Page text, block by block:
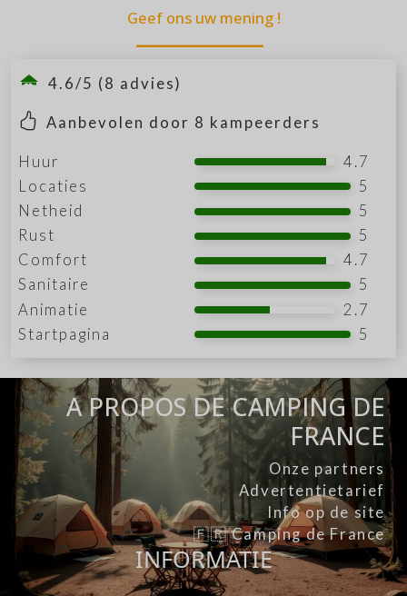
Geef ons uw mening !
4.6/5 (8 advies)
Aanbevolen door 8 kampeerders
Huur
4.7
Locaties
5
Netheid
5
Rust
5
Comfort
4.7
Sanitaire
5
Animatie
2.7
Startpagina
5
A PROPOS DE CAMPING DE
FRANCE
Onze partners
Advertentietarief
Info op de site
🇫🇷 Camping de France
INFORMATIE